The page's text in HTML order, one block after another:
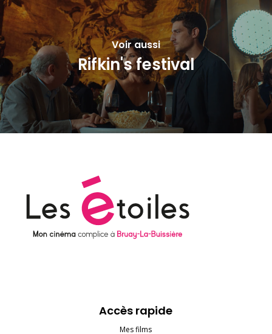
Voir aussi
Rifkin's festival
Accès rapide
Mes films